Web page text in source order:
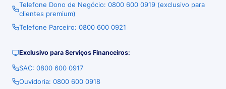
Telefone Dono de Negócio: 0800 600 0919 (exclusivo para
clientes premium)
Telefone Parceiro: 0800 600 0921
Exclusivo para Serviços Financeiros:
SAC: 0800 600 0917
Ouvidoria: 0800 600 0918